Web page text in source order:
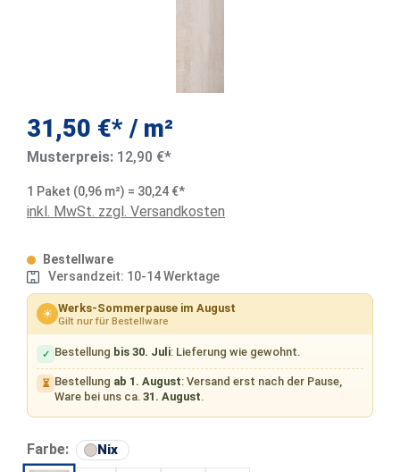
31,50 €* / m²
Musterpreis: 12,90 €*
1 Paket (0,96 m²) = 30,24 €*
inkl. MwSt. zzgl. Versandkosten
Bestellware
Versandzeit: 10-14 Werktage
☀ Werks-Sommerpause im August
Gilt nur für Bestellware
✓ Bestellung bis 30. Juli: Lieferung wie gewohnt.
⏳ Bestellung ab 1. August: Versand erst nach der Pause,
Ware bei uns ca.31. August.
Farbe: Nix auswählen